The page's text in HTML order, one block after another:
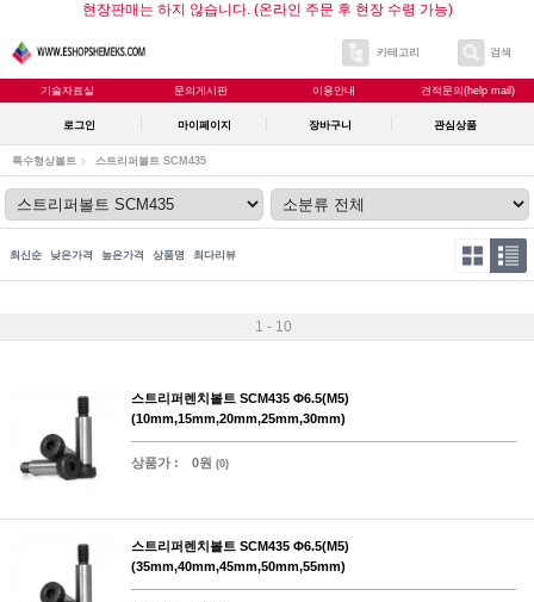
현장판매는 하지 않습니다. (온라인 주문 후 현장 수령 가능)
카테고리 검색
기술자료실 문의게시판 이용안내 견적문의(help mail)
로그인 마이페이지 장바구니 관심상품
특수형상볼트 스트리퍼볼트 SCM435
최신순 낮은가격 높은가격 상품명 최다리뷰
1 - 10
스트리퍼렌치볼트 SCM435 Φ6.5(M5)
(10mm,15mm,20mm,25mm,30mm)
상품가 : 0원 (0)
스트리퍼렌치볼트 SCM435 Φ6.5(M5)
(35mm,40mm,45mm,50mm,55mm)